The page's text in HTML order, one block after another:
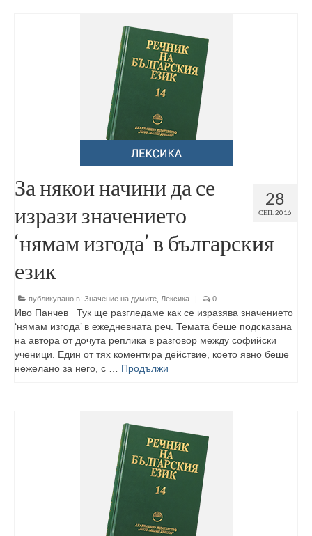
28
СЕП. 2016
За някои начини да се
изрази значението
‘нямам изгода’ в българския
език
публикувано в: Значение на думите Лексика | 0
Иво Панчев Тук ще разгледаме как се изразява значението
‘нямам изгода’ в ежедневната реч. Темата беше подсказана
на автора от дочута реплика в разговор между софийски
ученици. Един от тях коментира действие, което явно беше
нежелано за него, с … Продължи